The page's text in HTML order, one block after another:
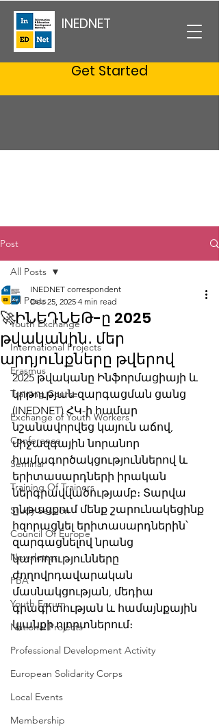
INEDNET
Get Started
Post
All Posts
Youth Exchange
International Projects
Erasmus
Training Course
Exchange of Youth Workers
Conference
Seminar
Training Of Trainers
Study Session
Council Of Europe
Newsletter
PBA
Youth Forum
National Projects
Professional Development Activity
European Solidarity Corps
Local Events
Membership
All Posts
🚀ԻՆԵԴՆԵԹ-ը 2025
թվականին․ մեր
արդյունքները թվերով
INEDNET correspondent
Dec 25, 2025 4 min read
2025 թվականը Ինֆորմացիայի և
կրթության զարգացման ցանց
(INEDNET) ՀԿ-ի համար
նշանավորվեց կայուն աճով,
միջազգային նորանոր
համագործակցություններով և
երիտասարդների իրական
ներգրավվածությամբ։ Տարվա
ընթացքում մենք շարունակեցինք
հզորացնել երիտասարդներին՝
զարգացնելով նրանց
կարողությունները
ժողովրդավարական
մասնակցության, մեդիա
գրագիտության և համայնքային
կյանքի ոլորտներում։